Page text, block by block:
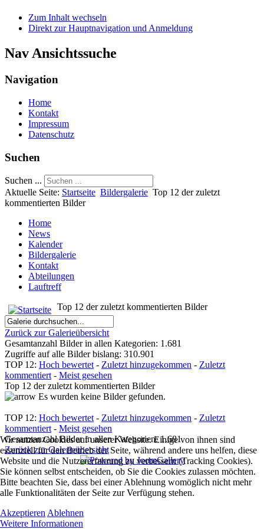
Zum Inhalt wechseln
Direkt zur Hauptnavigation und Anmeldung
Nav Ansichtssuche
Navigation
Home
Kontakt
Impressum
Datenschutz
Suchen
Suchen ...
Aktuelle Seite: Startseite Bildergalerie Top 12 der zuletzt
kommentierten Bilder
Home
News
Kalender
Bildergalerie
Kontakt
Abteilungen
Lauftreff
Top 12 der zuletzt kommentierten Bilder
Zurück zur Galerieübersicht
Gesamtanzahl Bilder in allen Kategorien: 1.681
Zugriffe auf alle Bilder bislang: 310.901
TOP 12: Hoch bewertet- Zuletzt hinzugekommen - Zuletzt
kommentiert- Meist gesehen
Top 12 der zuletzt kommentierten Bilder
Es wurden keine Bilder gefunden.
TOP 12: Hoch bewertet- Zuletzt hinzugekommen - Zuletzt
kommentiert- Meist gesehen
Gesamtanzahl Bilder in allen Kategorien: 1.681
Zurück zur Galerieübersicht
Wir nutzen Cookies auf unserer Website. Einige von ihnen sind
essenziell für den Betrieb der Seite, während andere uns helfen, diese
Website und die Nutzererfahrung zu verbessern (Tracking Cookies).
Sie können selbst entscheiden, ob Sie die Cookies zulassen möchten.
Bitte beachten Sie, dass bei einer Ablehnung womöglich nicht mehr
alle Funktionalitäten der Seite zur Verfügung stehen.
Akzeptieren Ablehnen
Weitere Informationen